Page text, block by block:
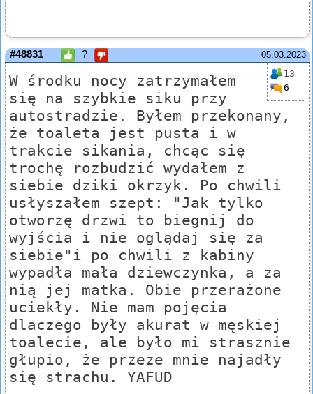
05.03.2023
#48831 ?
13
6
W środku nocy zatrzymałem
się na szybkie siku przy
autostradzie. Byłem przekonany,
że toaleta jest pusta i w
trakcie sikania, chcąc się
trochę rozbudzić wydałem z
siebie dziki okrzyk. Po chwili
usłyszałem szept: "Jak tylko
otworzę drzwi to biegnij do
wyjścia i nie oglądaj się za
siebie"i po chwili z kabiny
wypadła mała dziewczynka, a za
nią jej matka. Obie przerażone
uciekły. Nie mam pojęcia
dlaczego były akurat w męskiej
toalecie, ale było mi strasznie
głupio, że przeze mnie najadły
się strachu. YAFUD